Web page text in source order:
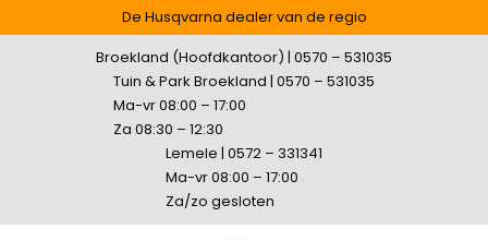
De Husqvarna dealer van de regio
Broekland (Hoofdkantoor) | 0570 – 531035
Tuin & Park Broekland | 0570 – 531035
Ma-vr 08:00 – 17:00
Za 08:30 – 12:30
Lemele | 0572 – 331341
Ma-vr 08:00 – 17:00
Za/zo gesloten